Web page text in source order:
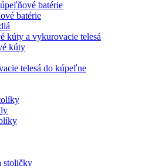
batérie
batérie
kúty a vykurovacie telesá
kúty
telesá do kúpeľne
stoličky